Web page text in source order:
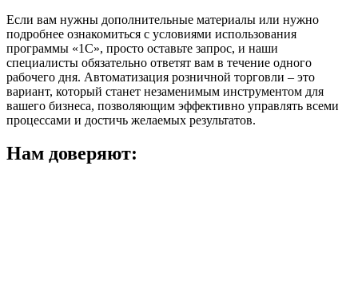
Если вам нужны дополнительные материалы или нужно
подробнее ознакомиться с условиями использования
программы «1C», просто оставьте запрос, и наши
специалисты обязательно ответят вам в течение одного
рабочего дня. Автоматизация розничной торговли – это
вариант, который станет незаменимым инструментом для
вашего бизнеса, позволяющим эффективно управлять всеми
процессами и достичь желаемых результатов.
Нам доверяют: